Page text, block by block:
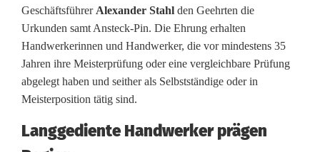
w
e
r
k
s
Geschäftsführer Alexander Stahl den Geehrten die
Urkunden samt Ansteck-Pin. Die Ehrung erhalten
Handwerkerinnen und Handwerker, die vor mindestens 35
Jahren ihre Meisterprüfung oder eine vergleichbare Prüfung
abgelegt haben und seither als Selbstständige oder in
Meisterposition tätig sind.
Langgediente Handwerker prägen